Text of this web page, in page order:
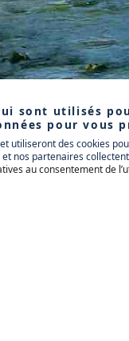
sont utilisés
pour vous
utiliseront des cookies
nos partenaires
au consentement de